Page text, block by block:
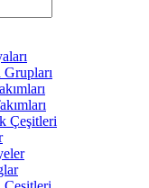
Çeşitleri